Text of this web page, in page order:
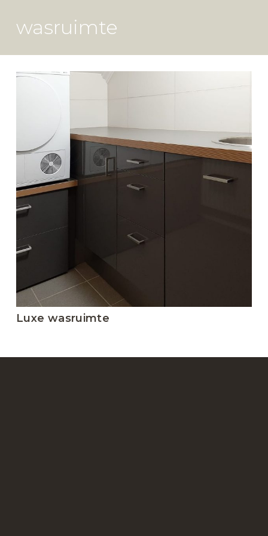
wasruimte
Luxe wasruimte